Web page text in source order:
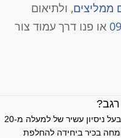
ממליצים, ולתיאום
או פנו דרך עמוד צור
ד"ר עמית רגב, אורטופד מומחה מהרצליה, בעל ניסיון עשיר של למעלה מ-20
בכיר ביחידה להחלפת